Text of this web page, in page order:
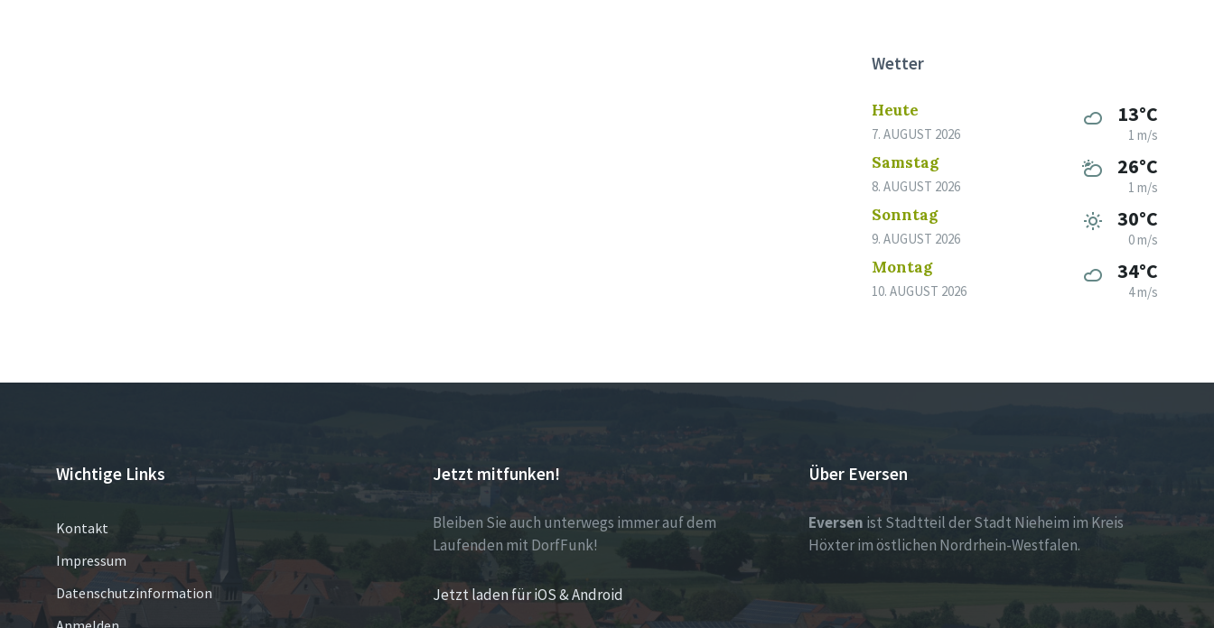
Wetter
Heute
7. AUGUST 2026
13°C
1 m/s
Samstag
8. AUGUST 2026
26°C
1 m/s
Sonntag
9. AUGUST 2026
30°C
0 m/s
Montag
10. AUGUST 2026
34°C
4 m/s
Wichtige Links
Kontakt
Impressum
Datenschutzinformation
Jetzt mitfunken!
Bleiben Sie auch unterwegs immer auf dem
Laufenden mit DorfFunk!
Jetzt laden für iOS & Android
Über Eversen
Eversen ist Stadtteil der Stadt Nieheim im Kreis
Höxter im östlichen Nordrhein-Westfalen.